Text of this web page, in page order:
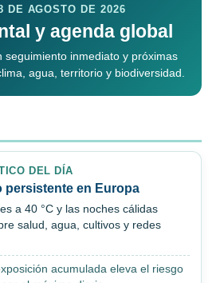
DE AGOSTO DE 2026
y agenda global
seguimiento inmediato y próximas
agua, territorio y biodiversidad.
DEL DÍA
persistente en Europa
a 40 °C y las noches cálidas
salud, agua, cultivos y redes
acumulada eleva el riesgo